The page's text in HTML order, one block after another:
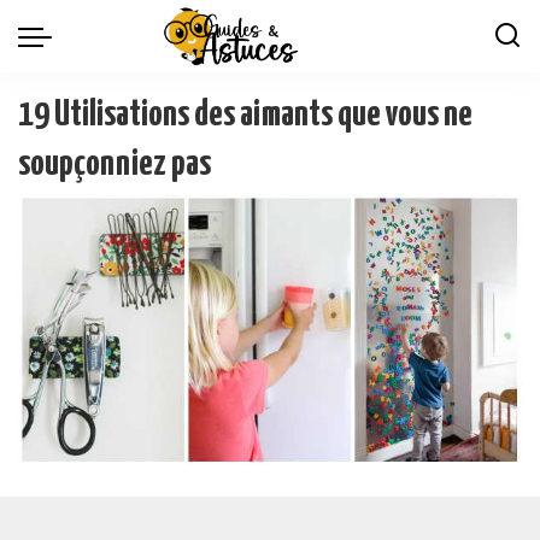
19 Utilisations des aimants que vous ne
soupçonniez pas